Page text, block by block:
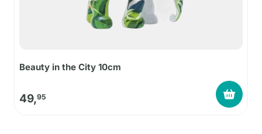
Beauty in the City 10cm
49,95